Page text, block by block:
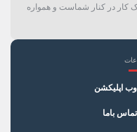
کار در کنار شماست و همواره
وب اپلیکشن
تماس باما